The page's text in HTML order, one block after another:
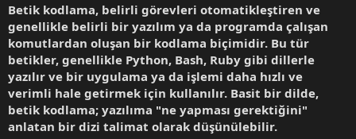
Betik kodlama, belirli görevleri otomatikleştiren ve
genellikle belirli bir yazılım ya da programda çalışan
komutlardan oluşan bir kodlama biçimidir. Bu tür
betikler, genellikle Python, Bash, Ruby gibi dillerle
yazılır ve bir uygulama ya da işlemi daha hızlı ve
verimli hale getirmek için kullanılır. Basit bir dilde,
betik kodlama; yazılıma "ne yapması gerektiğini"
anlatan bir dizi talimat olarak düşünülebilir.